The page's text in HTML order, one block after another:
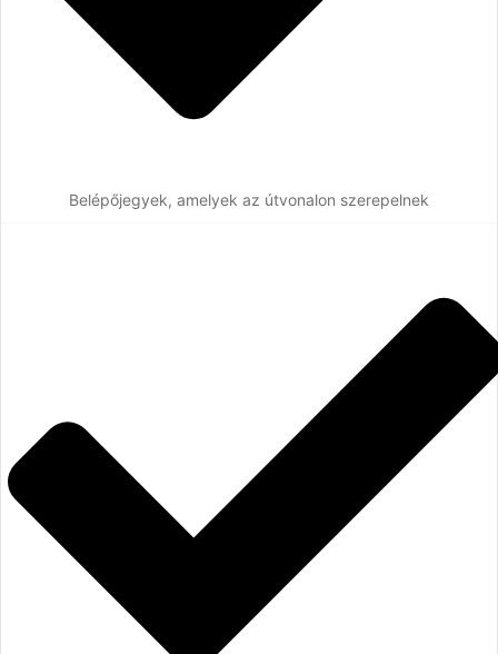
Belépőjegyek, amelyek az útvonalon szerepelnek